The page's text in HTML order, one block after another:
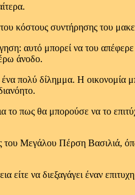
κόστους συντήρησης του
αυτό μπορεί να του
άνοδο.
πολύ δίλημμα. Η οικονομία
το πως θα μπορούσε να το
του Μεγάλου Πέρση Βασιλιά,
είτε να διεξαγάγει έναν